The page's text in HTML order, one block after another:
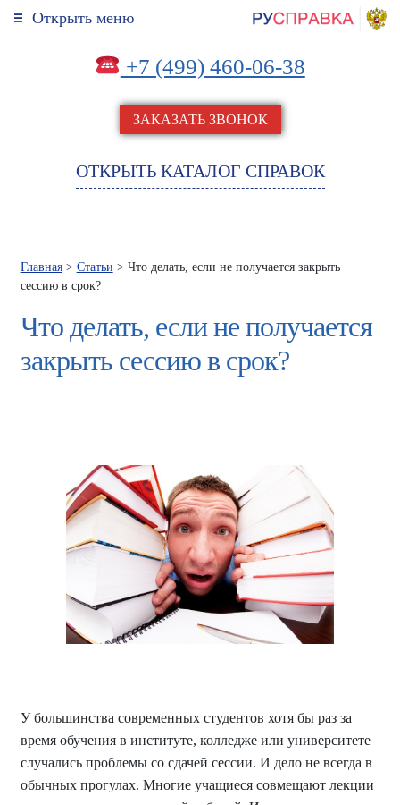
Открыть меню
ОТКРЫТЬ КАТАЛОГ СПРАВОК
+7 (499) 460-06-38
ЗАКАЗАТЬ ЗВОНОК
Главная> Статьи > Что делать, если не получается закрыть
сессию в срок?
Что делать, если не получается
закрыть сессию в срок?
У большинства современных студентов хотя бы раз за
время обучения в институте, колледже или университете
случались проблемы со сдачей сессии. И дело не всегда в
обычных прогулах. Многие учащиеся совмещают лекции